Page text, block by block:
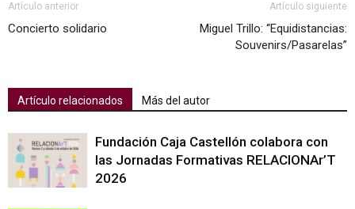
Artículo anterior
Concierto solidario
Artículo siguiente
Miguel Trillo: “Equidistancias:
Souvenirs/Pasarelas”
Artículo relacionados Más del autor
Fundación Caja Castellón colabora con
las Jornadas Formativas RELACIONAr’T
2026